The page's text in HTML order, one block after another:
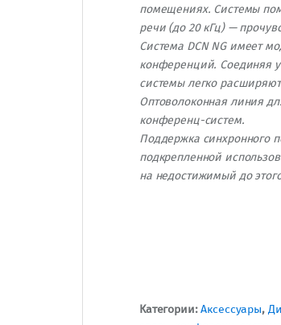
помещениях. Системы
речи (до 20 кГц) —
Система DCN NG имеет
конференций. Соединяя
системы легко
Оптоволоконная линия
конференц-систем.
Поддержка синхронного
подкрепленной
на недостижимый до
Категории:Аксессуары,